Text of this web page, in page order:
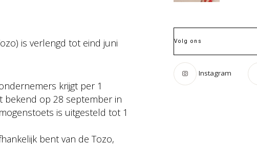
is verlengd tot eind juni
krijgt per 1
bekend op 28 september in
is uitgesteld tot 1
bent van de Tozo,
Volg ons
Instagram